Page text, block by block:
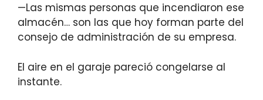
—Las mismas personas que incendiaron ese
almacén… son las que hoy forman parte del
consejo de administración de su empresa.
El aire en el garaje pareció congelarse al
instante.